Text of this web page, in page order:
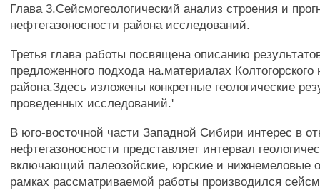
Глава 3.Сейсмогеологический анализ строения и
нефтегазоносности района исследований.
Третья глава работы посвящена описанию
предложенного подхода на.материалах Колтогорского
района.Здесь изложены конкретные геологические
проведенных исследований.'
В юго-восточной части Западной Сибири интерес в
нефтегазоносности представляет интервал
включающий палеозойские, юрские и нижнемеловые
рамках рассматриваемой работы производился